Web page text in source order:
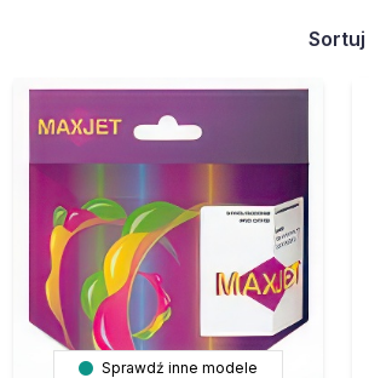
Sortuj
Sprawdź inne modele